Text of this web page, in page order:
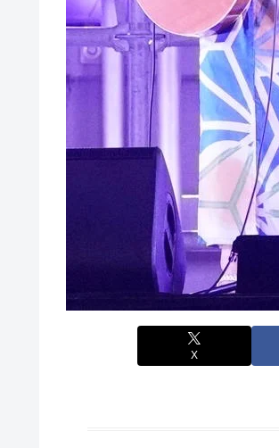
X